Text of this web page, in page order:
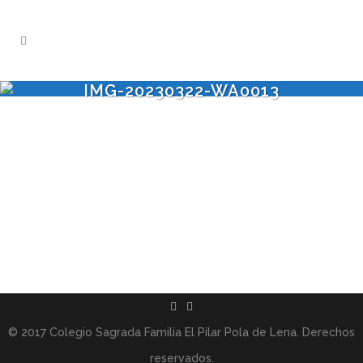
IMG-20230322-WA0013
© 2017 Colegio Sagrada Familia El Pilar Pola de Lena. Derechos
reservados.